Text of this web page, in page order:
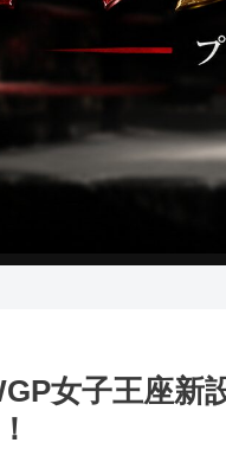
女子王座